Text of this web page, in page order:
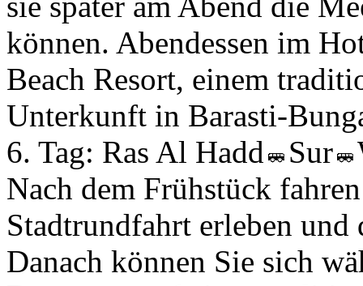
können. Abendessen im
Beach Resort, einem
Unterkunft in Barasti-
6. Tag: Ras Al Hadd Sur
Nach dem Frühstück
Stadtrundfahrt erleben
Danach können Sie sich